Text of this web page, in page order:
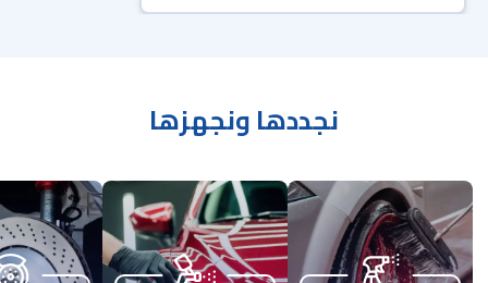
نجددها ونجهزها